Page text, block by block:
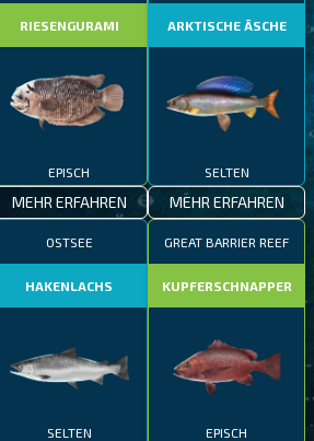
RIESENGURAMI
EPISCH
MEHR ERFAHREN
ARKTISCHE ÄSCHE
SELTEN
MEHR ERFAHREN
OSTSEE
HAKENLACHS
SELTEN
GREAT BARRIER REEF
KUPFERSCHNAPPER
EPISCH